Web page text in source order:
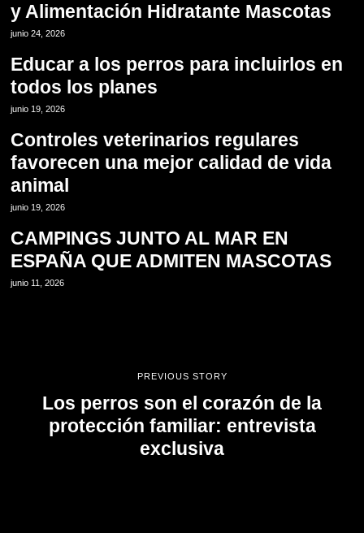
y Alimentación Hidratante Mascotas
junio 24, 2026 12
Educar a los perros para incluirlos en
todos los planes
junio 19, 2026
Controles veterinarios regulares
favorecen una mejor calidad de vida
animal
junio 19, 2026
CAMPINGS JUNTO AL MAR EN
ESPAÑA QUE ADMITEN MASCOTAS
junio 11, 2026
PREVIOUS STORY
Los perros son el corazón de la
protección familiar: entrevista
exclusiva